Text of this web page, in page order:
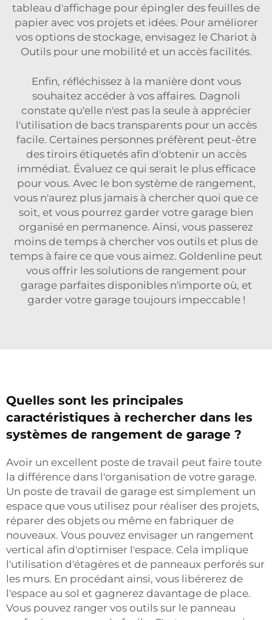
tableau d'affichage pour épingler des feuilles de
papier avec vos projets et idées. Pour améliorer
vos options de stockage, envisagez le Chariot à
Outils pour une mobilité et un accès facilités.
Enfin, réfléchissez à la manière dont vous
souhaitez accéder à vos affaires. Dagnoli
constate qu'elle n'est pas la seule à apprécier
l'utilisation de bacs transparents pour un accès
facile. Certaines personnes préfèrent peut-être
des tiroirs étiquetés afin d'obtenir un accès
immédiat. Évaluez ce qui serait le plus efficace
pour vous. Avec le bon système de rangement,
vous n'aurez plus jamais à chercher quoi que ce
soit, et vous pourrez garder votre garage bien
organisé en permanence. Ainsi, vous passerez
moins de temps à chercher vos outils et plus de
temps à faire ce que vous aimez. Goldenline peut
vous offrir les solutions de rangement pour
garage parfaites disponibles n'importe où, et
garder votre garage toujours impeccable !
Quelles sont les principales
caractéristiques à rechercher dans les
systèmes de rangement de garage ?
Avoir un excellent poste de travail peut faire toute
la différence dans l'organisation de votre garage.
Un poste de travail de garage est simplement un
espace que vous utilisez pour réaliser des projets,
réparer des objets ou même en fabriquer de
nouveaux. Vous pouvez envisager un rangement
vertical afin d'optimiser l'espace. Cela implique
l'utilisation d'étagères et de panneaux perforés sur
les murs. En procédant ainsi, vous libérerez de
l'espace au sol et gagnerez davantage de place.
Vous pouvez ranger vos outils sur le panneau